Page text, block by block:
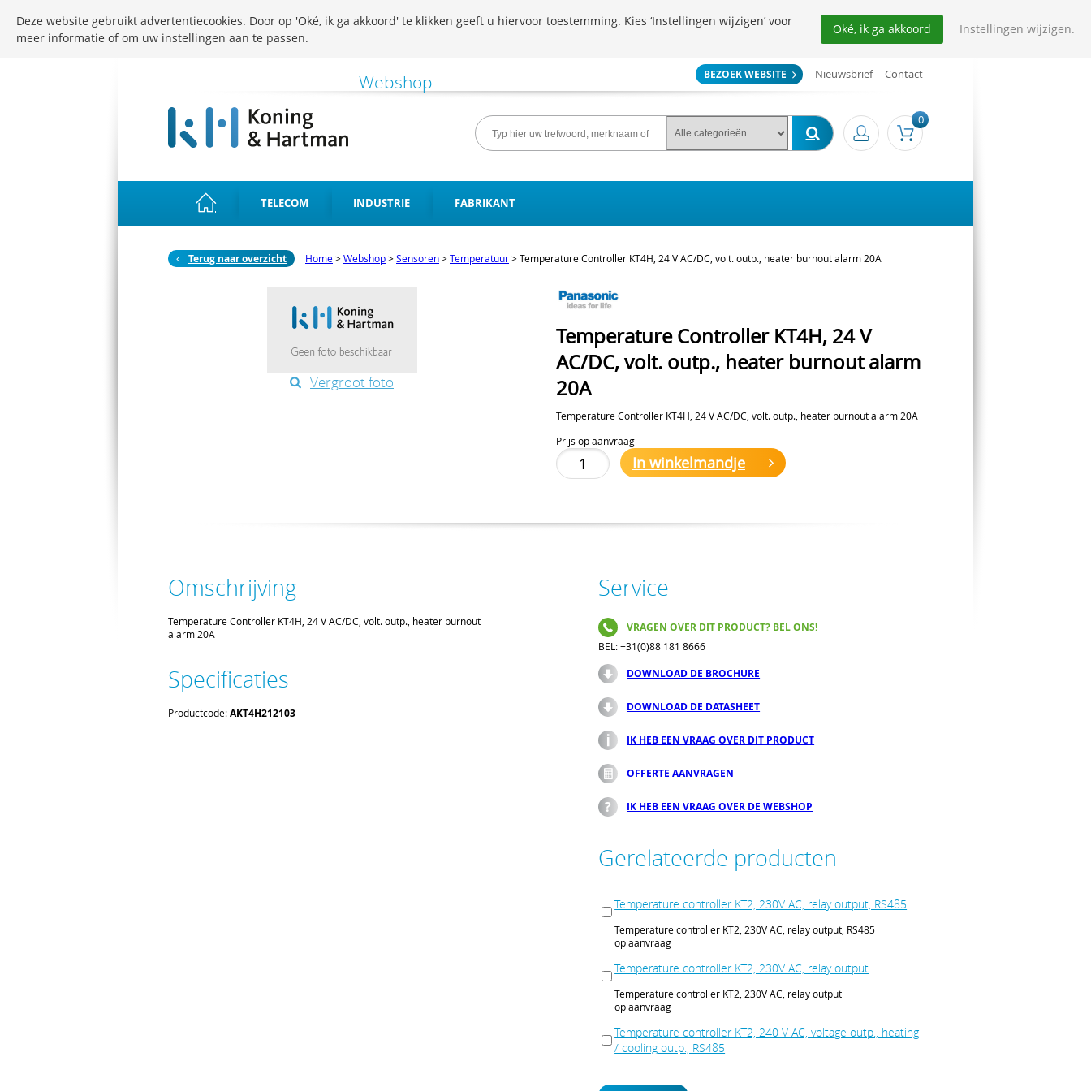
BEZOEK WEBSITE Nieuwsbrief Contact
0
TELECOM INDUSTRIE FABRIKANT
Terug naar overzicht Home>Webshop>Sensoren>Temperatuur>Temperature Controller KT4H, 24 V AC/DC, volt. outp., heater burnout alarm 20A
Vergroot foto
Temperature Controller KT4H, 24 V
AC/DC, volt. outp., heater burnout alarm
20A
Temperature Controller KT4H, 24 V AC/DC, volt. outp., heater burnout alarm 20A
Prijs op aanvraag
In winkelmandje
Omschrijving
Temperature Controller KT4H, 24 V AC/DC, volt. outp., heater burnout
alarm 20A
Specificaties
Productcode:AKT4H212103
Service
VRAGEN OVER DIT PRODUCT? BEL ONS!
BEL: +31(0)88 181 8666
DOWNLOAD DE BROCHURE
DOWNLOAD DE DATASHEET
IK HEB EEN VRAAG OVER DIT PRODUCT
OFFERTE AANVRAGEN
IK HEB EEN VRAAG OVER DE WEBSHOP
Gerelateerde producten
Temperature controller KT2, 230V AC, relay output, RS485
Temperature controller KT2, 230V AC, relay output, RS485
op aanvraag
Temperature controller KT2, 230V AC, relay output
Temperature controller KT2, 230V AC, relay output
op aanvraag
Temperature controller KT2, 240 V AC, voltage outp., heating
/ cooling outp., RS485
cooling outp., RS485
Deze website gebruikt advertentiecookies. Door op 'Oké, ik ga akkoord' te klikken geeft u hiervoor toestemming. Kies ‘Instellingen wijzigen’ voor
meer informatie of om uw instellingen aan te passen.
Oké, ik ga akkoord Instellingen wijzigen.